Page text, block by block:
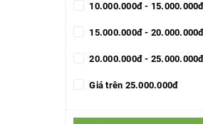
10.000.000đ - 15.000.000đ
15.000.000đ - 20.000.000đ
20.000.000đ - 25.000.000đ
Giá trên 25.000.000đ